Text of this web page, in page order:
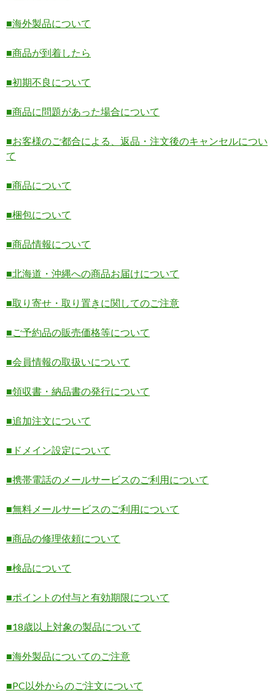
■海外製品について
■商品が到着したら
■初期不良について
■商品に問題があった場合について
■お客様のご都合による、返品・注文後のキャンセルについ
て
■商品について
■梱包について
■商品情報について
■北海道・沖縄への商品お届けについて
■取り寄せ・取り置きに関してのご注意
■ご予約品の販売価格等について
■会員情報の取扱いについて
■領収書・納品書の発行について
■追加注文について
■ドメイン設定について
■携帯電話のメールサービスのご利用について
■無料メールサービスのご利用について
■商品の修理依頼について
■検品について
■ポイントの付与と有効期限について
■18歳以上対象の製品について
■海外製品についてのご注意
■PC以外からのご注文について